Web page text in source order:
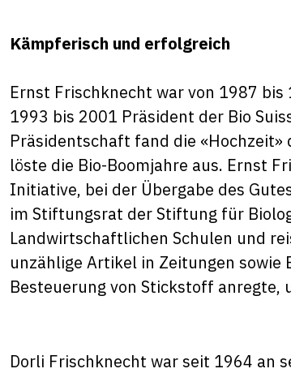
Kämpferisch und erfolgreich
Ernst Frischknecht war von 1987 bis
1993 bis 2001 Präsident der Bio
Präsidentschaft fand die
löste die Bio-Boomjahre aus. Ernst
Initiative, bei der Übergabe des
im Stiftungsrat der Stiftung für
Landwirtschaftlichen Schulen und
unzählige Artikel in Zeitungen sowie
Besteuerung von Stickstoff anregte,
Dorli Frischknecht war seit 1964 an